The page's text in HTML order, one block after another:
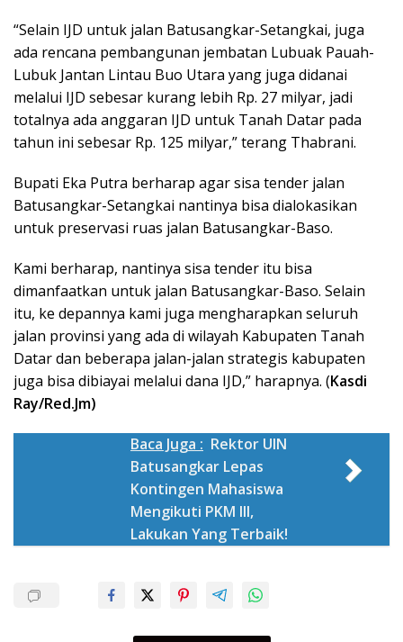
“Selain IJD untuk jalan Batusangkar-Setangkai, juga
ada rencana pembangunan jembatan Lubuak Pauah-
Lubuk Jantan Lintau Buo Utara yang juga didanai
melalui IJD sebesar kurang lebih Rp. 27 milyar, jadi
totalnya ada anggaran IJD untuk Tanah Datar pada
tahun ini sebesar Rp. 125 milyar,” terang Thabrani.
Bupati Eka Putra berharap agar sisa tender jalan
Batusangkar-Setangkai nantinya bisa dialokasikan
untuk preservasi ruas jalan Batusangkar-Baso.
Kami berharap, nantinya sisa tender itu bisa
dimanfaatkan untuk jalan Batusangkar-Baso. Selain
itu, ke depannya kami juga mengharapkan seluruh
jalan provinsi yang ada di wilayah Kabupaten Tanah
Datar dan beberapa jalan-jalan strategis kabupaten
juga bisa dibiayai melalui dana IJD,” harapnya. (Kasdi
Ray/Red.Jm)
Baca Juga : Rektor UIN
Batusangkar Lepas
Kontingen Mahasiswa
Mengikuti PKM III,
Lakukan Yang Terbaik!